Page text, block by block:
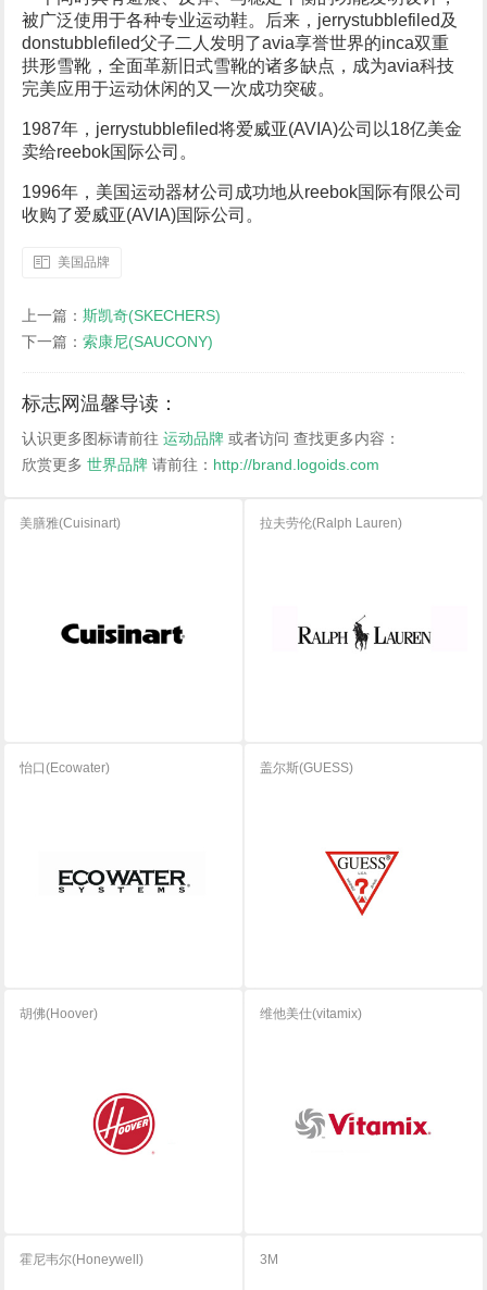
被广泛使用于各种专业运动鞋。后来，jerrystubblefiled及
donstubblefiled父子二人发明了avia享誉世界的inca双重
拱形雪靴，全面革新旧式雪靴的诸多缺点，成为avia科技
完美应用于运动休闲的又一次成功突破。
1987年，jerrystubblefiled将爱威亚(AVIA)公司以18亿美金
卖给reebok国际公司。
1996年，美国运动器材公司成功地从reebok国际有限公司
收购了爱威亚(AVIA)国际公司。
美国品牌
上一篇： 斯凯奇(SKECHERS)
下一篇： 索康尼(SAUCONY)
标志网温馨导读：
认识更多图标请前往 运动品牌 或者访问 查找更多内容：
欣赏更多 世界品牌 请前往： http://brand.logoids.com
美膳雅(Cuisinart) 拉夫劳伦(Ralph Lauren)
怡口(Ecowater) 盖尔斯(GUESS)
胡佛(Hoover) 维他美仕(vitamix)
霍尼韦尔(Honeywell) 3M